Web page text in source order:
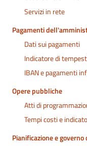
Servizi in rete
Pagamenti
Dati sui pagamenti
Indicatore di
IBAN e pagamenti
Opere pubbliche
Atti di
Tempi costi e
Pianificazione e